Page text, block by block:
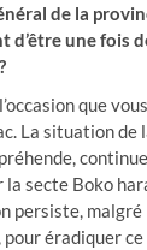
de la
d’être une fois
que
La situation de
secte Boko
persiste,
éradiquer